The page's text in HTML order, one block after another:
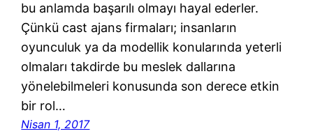
bu anlamda başarılı olmayı hayal ederler.
Çünkü cast ajans firmaları; insanların
oyunculuk ya da modellik konularında yeterli
olmaları takdirde bu meslek dallarına
yönelebilmeleri konusunda son derece etkin
bir rol…
Nisan 1, 2017